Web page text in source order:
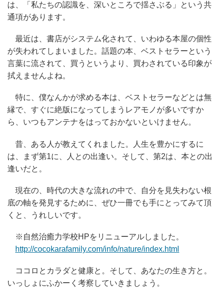
は、「私たちの認識を、深いところで揺さぶる」という共
通項があります。
最近は、書店がシステム化されて、いわゆる本屋の個性
が失われてしまいました。話題の本、ベストセラーという
言葉に流されて、買うというより、買わされている印象が
拭えませんよね。
特に、僕なんかが求める本は、ベストセラーなどとは無
縁で、すぐに絶版になってしまうレアモノが多いですか
ら、いつもアンテナをはっておかないといけません。
昔、ある人が教えてくれました。人生を豊かにするに
は、まず第1に、人との出逢い。そして、第2は、本との出
逢いだと。
現在の、時代の大きな流れの中で、自分を見失わない根
底の軸を発見するために、ぜひ一冊でも手にとってみて頂
くと、うれしいです。
※自然治癒力学校HPをリニューアルしました。
http://cocokarafamily.com/info/nature/index.html
ココロとカラダと健康と。そして、あなたの生き方と。
いっしょにふかーく考察していきましょう。